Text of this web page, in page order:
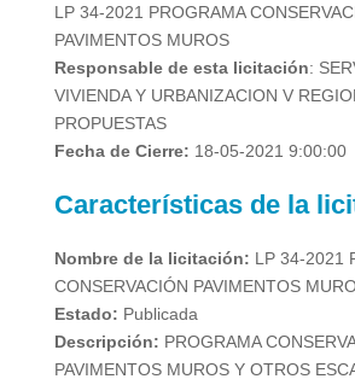
LP 34-2021 PROGRAMA
PAVIMENTOS MUROS
Responsable de esta licitación:
VIVIENDA Y URBANIZACION V
PROPUESTAS
Fecha de Cierre: 18-05-2021 9:00:00
Características de la
Nombre de la licitación: LP 34-2021
CONSERVACIÓN PAVIMENTOS
Estado: Publicada
Descripción: PROGRAMA
PAVIMENTOS MUROS Y OTROS